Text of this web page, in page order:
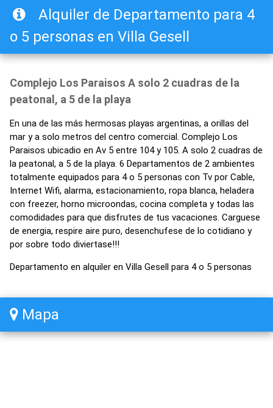
Alquiler de Departamento para 4
o 5 personas en Villa Gesell
Complejo Los Paraisos A solo 2 cuadras de la
peatonal, a 5 de la playa
En una de las más hermosas playas argentinas, a orillas del
mar y a solo metros del centro comercial. Complejo Los
Paraisos ubicadio en Av 5 entre 104 y 105. A solo 2 cuadras de
la peatonal, a 5 de la playa. 6 Departamentos de 2 ambientes
totalmente equipados para 4 o 5 personas con Tv por Cable,
Internet Wifi, alarma, estacionamiento, ropa blanca, heladera
con freezer, horno microondas, cocina completa y todas las
comodidades para que disfrutes de tus vacaciones. Carguese
de energia, respire aire puro, desenchufese de lo cotidiano y
por sobre todo diviertase!!!
Departamento en alquiler en Villa Gesell para 4 o 5 personas
Mapa